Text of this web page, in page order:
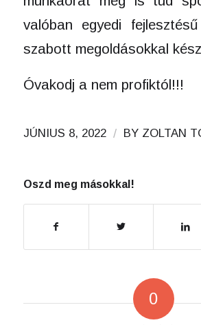
valóban egyedi
szabott megoldásokkal
Óvakodj a nem profiktól!!!
JÚNIUS 8, 2022 / BY ZOLTAN
Oszd meg másokkal!
0